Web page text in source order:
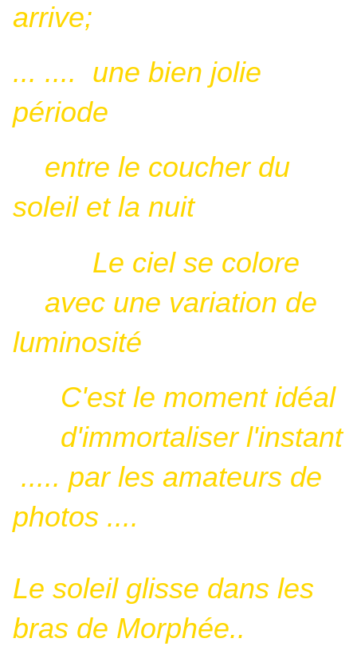
arrive;
... .... une bien jolie
période
entre le coucher du
soleil et la nuit
Le ciel se colore
avec une variation de
luminosité
C'est le moment idéal
d'immortaliser l'instant
..... par les amateurs de
photos ....
Le soleil glisse dans les
bras de Morphée..